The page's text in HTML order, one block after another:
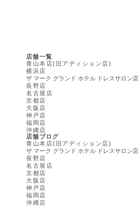
店舗一覧
青山本店(旧アディション店)
横浜店
ザ マーク グランド ホテル ドレスサロン店
長野店
名古屋店
京都店
大阪店
神戸店
福岡店
沖縄店
店舗ブログ
青山本店(旧アディション店)
ザ マーク グランド ホテル ドレスサロン店
長野店
名古屋店
京都店
大阪店
神戸店
福岡店
沖縄店